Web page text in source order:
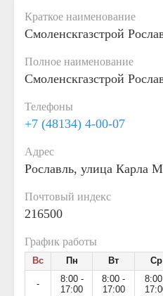
Краткое наименование
Смоленскгазстрой
Полное наименование
Смоленскгазстрой
Телефоны
+7 (48134) 4-00-07
Адрес
Рославль, улица Карла
Почтовый индекс
216500
График работы
Вс Пн Вт Ср
-
8:00 -
17:00
8:00 -
17:00